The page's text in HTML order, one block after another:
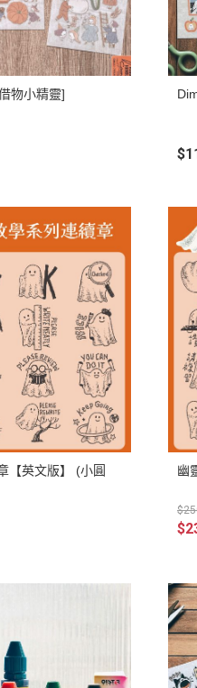
物小精靈]
【英文版】 (小圓
幽